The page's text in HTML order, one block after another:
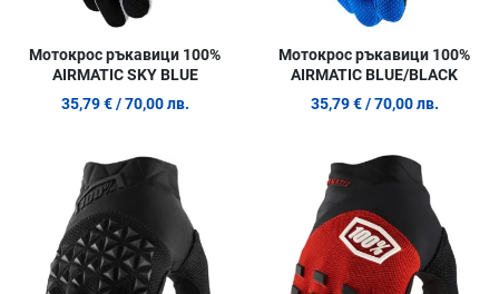
Мотокрос ръкавици 100%
AIRMATIC SKY BLUE
35,79 € / 70,00 лв.
Мотокрос ръкавици 100%
AIRMATIC BLUE/BLACK
35,79 € / 70,00 лв.
Добави в любими
Сравни продукт
Quick View